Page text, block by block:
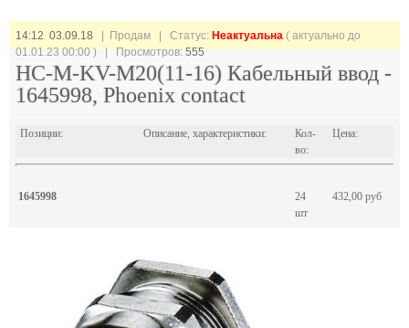
14:12 03.09.18 | Продам | Статус: Неактуальна ( актуально до
01.01.23 00:00 ) | Просмотров:555
HC-M-KV-M20(11-16) Кабельный ввод -
1645998, Phoenix contact
Позиции: Описание, характеристики:
Кол-
во:
Цена:
1645998
24
шт
432,00 руб